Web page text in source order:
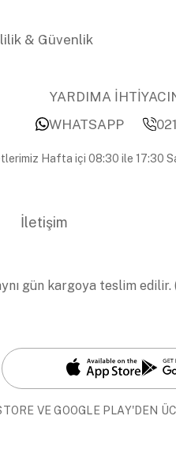
& Güvenlik
YARDIMA
WHATSAPP
Hafta içi 08:30 ile 17:30
İletişim
gün kargoya teslim
VE GOOGLE PLAY'DEN